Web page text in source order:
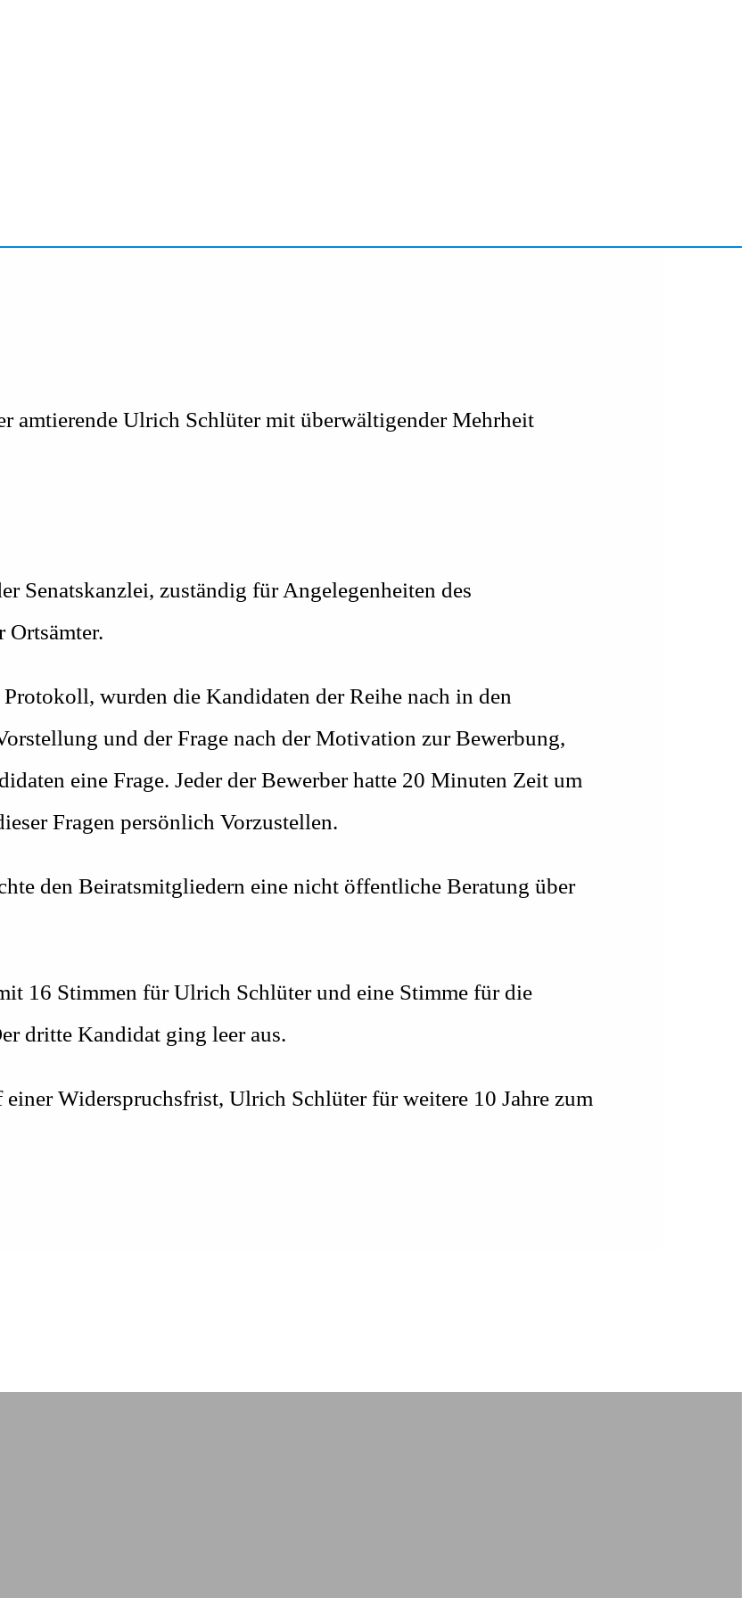
amtierende Ulrich Schlüter mit überwältigender Mehrheit
Senatskanzlei, zuständig für Angelegenheiten des
Ortsämter.
wurden die Kandidaten der Reihe nach in den
und der Frage nach der Motivation zur Bewerbung,
eine Frage. Jeder der Bewerber hatte 20 Minuten Zeit um
Fragen persönlich Vorzustellen.
den Beiratsmitgliedern eine nicht öffentliche Beratung über
16 Stimmen für Ulrich Schlüter und eine Stimme für die
dritte Kandidat ging leer aus.
Widerspruchsfrist, Ulrich Schlüter für weitere 10 Jahre zum